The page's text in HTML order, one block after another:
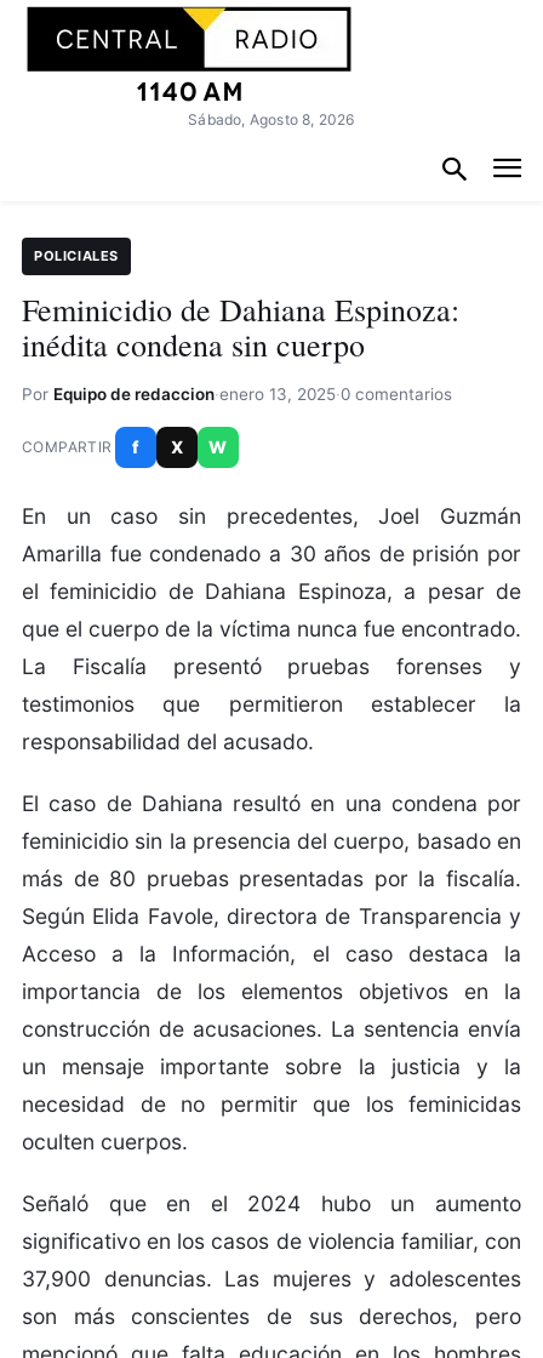
Sábado, Agosto 8, 2026
POLICIALES
Feminicidio de Dahiana Espinoza:
inédita condena sin cuerpo
Por Equipo de redaccion·enero 13, 2025·0 comentarios
COMPARTIR f X W
En un caso sin precedentes, Joel Guzmán
Amarilla fue condenado a 30 años de prisión por
el feminicidio de Dahiana Espinoza, a pesar de
que el cuerpo de la víctima nunca fue encontrado.
La Fiscalía presentó pruebas forenses y
testimonios que permitieron establecer la
responsabilidad del acusado.
El caso de Dahiana resultó en una condena por
feminicidio sin la presencia del cuerpo, basado en
más de 80 pruebas presentadas por la fiscalía.
Según Elida Favole, directora de Transparencia y
Acceso a la Información, el caso destaca la
importancia de los elementos objetivos en la
construcción de acusaciones. La sentencia envía
un mensaje importante sobre la justicia y la
necesidad de no permitir que los feminicidas
oculten cuerpos.
Señaló que en el 2024 hubo un aumento
significativo en los casos de violencia familiar, con
37,900 denuncias. Las mujeres y adolescentes
son más conscientes de sus derechos, pero